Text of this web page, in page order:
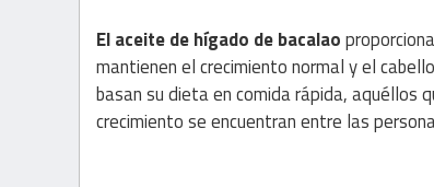
El aceite de hígado de bacalao
mantienen el crecimiento normal y el
basan su dieta en comida rápida, aquéllos
crecimiento se encuentran entre las